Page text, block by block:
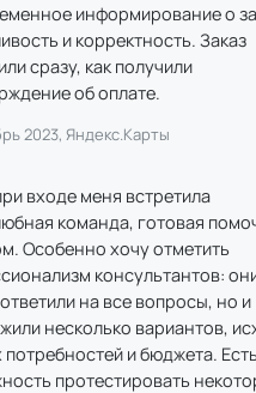
информирование о
и корректность. Заказ
сразу, как получили
об оплате.
2023, Яндекс.Карты
входе меня встретила
команда, готовая
Особенно хочу отметить
консультантов:
на все вопросы, но и
несколько вариантов,
потребностей и бюджета.
протестировать